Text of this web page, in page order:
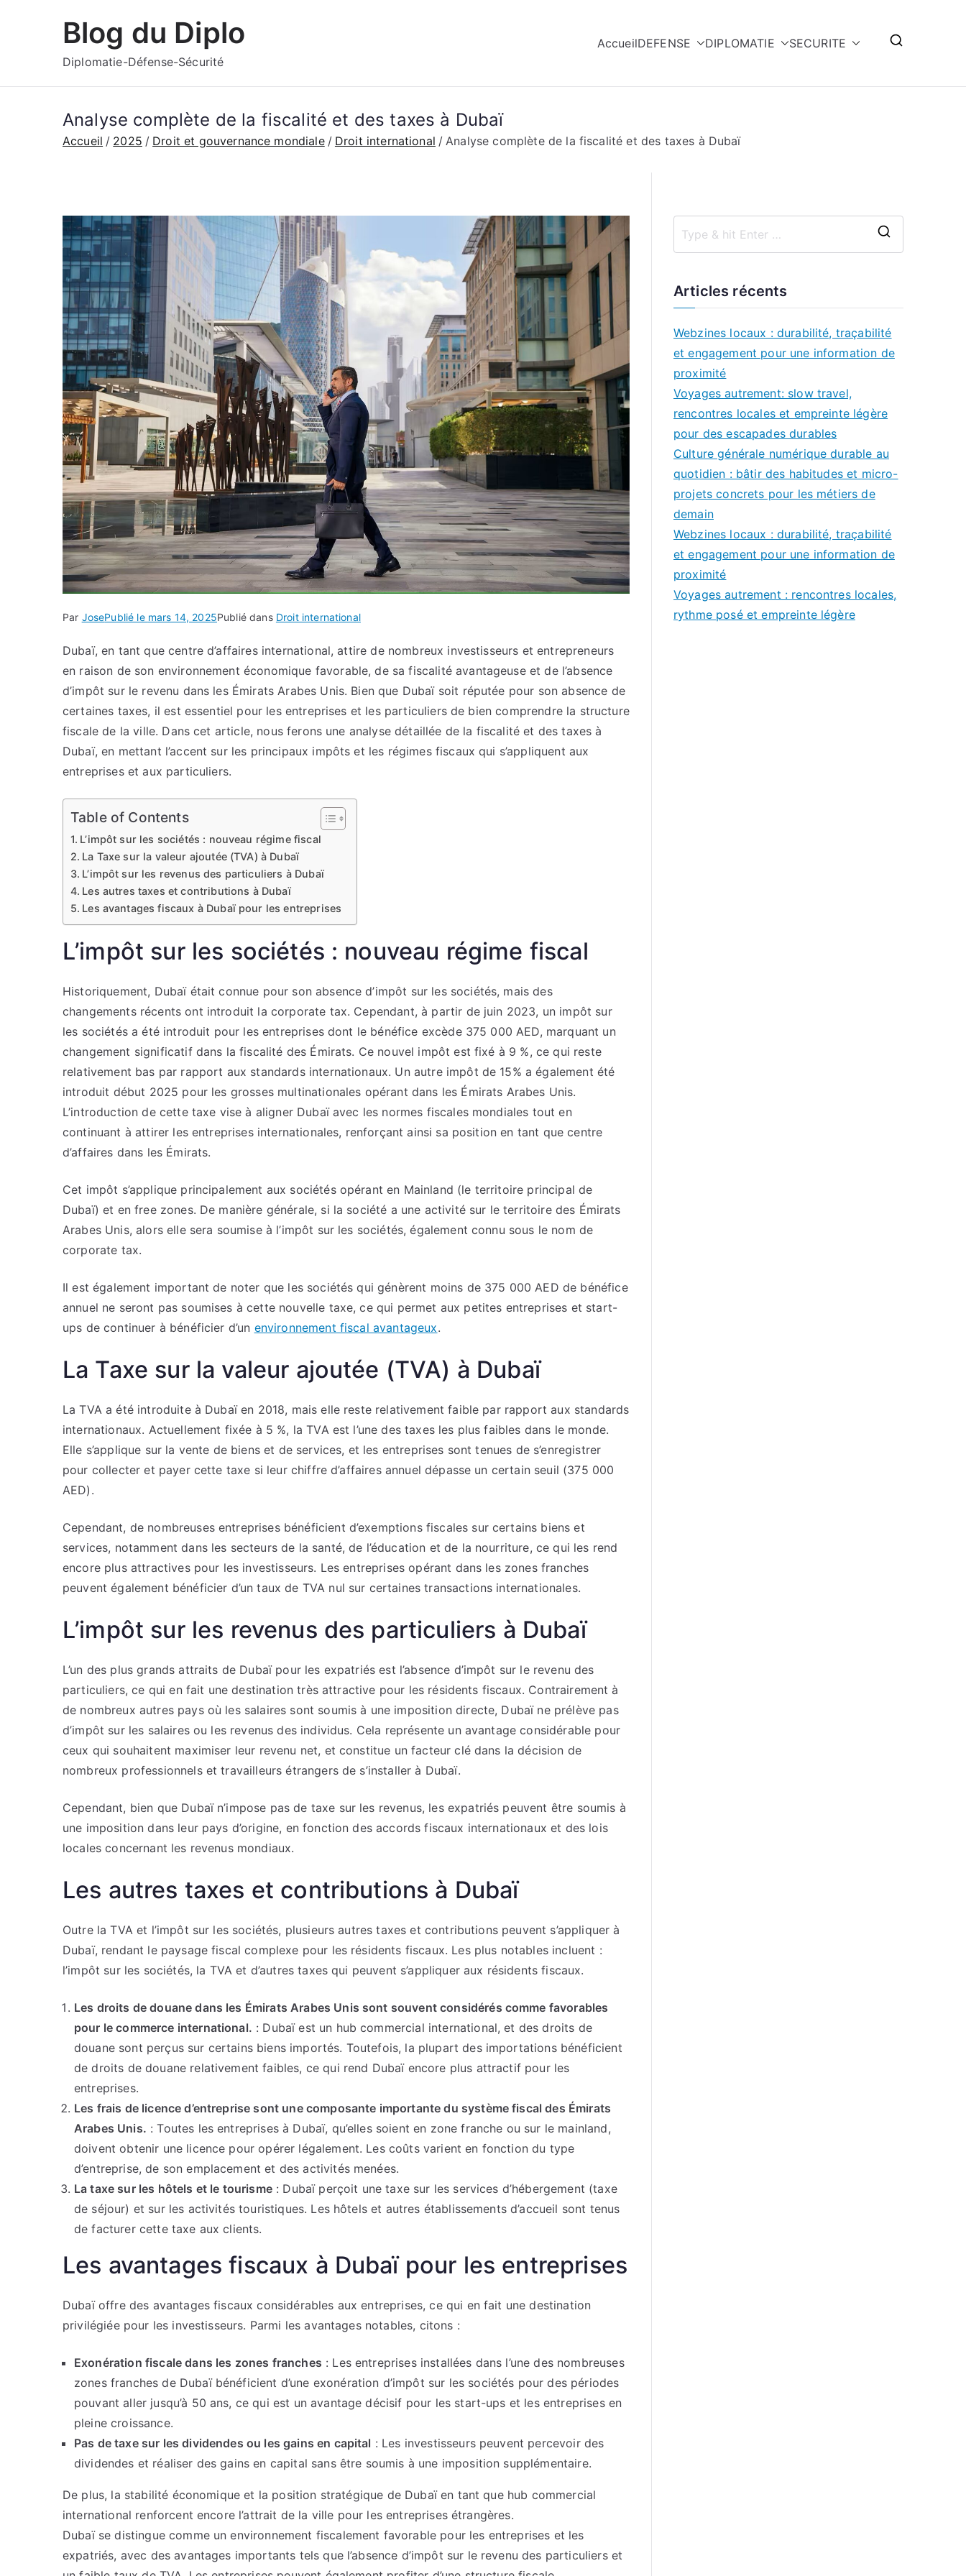
Blog du Diplo
Diplomatie-Défense-Sécurité
AccueilDEFENSE DIPLOMATIE SECURITE
Analyse complète de la fiscalité et des taxes à Dubaï
Accueil 2025 Droit et gouvernance mondiale Droit international Analyse complète de la fiscalité et des taxes à Dubaï
Par JosePublié le mars 14, 2025Publié dans Droit international
Dubaï, en tant que centre d’affaires international, attire de nombreux investisseurs et entrepreneurs
en raison de son environnement économique favorable, de sa fiscalité avantageuse et de l’absence
d’impôt sur le revenu dans les Émirats Arabes Unis. Bien que Dubaï soit réputée pour son absence de
certaines taxes, il est essentiel pour les entreprises et les particuliers de bien comprendre la structure
fiscale de la ville. Dans cet article, nous ferons une analyse détaillée de la fiscalité et des taxes à
Dubaï, en mettant l’accent sur les principaux impôts et les régimes fiscaux qui s’appliquent aux
entreprises et aux particuliers.
Table of Contents
L’impôt sur les sociétés : nouveau régime fiscal
La Taxe sur la valeur ajoutée (TVA) à Dubaï
L’impôt sur les revenus des particuliers à Dubaï
Les autres taxes et contributions à Dubaï
Les avantages fiscaux à Dubaï pour les entreprises
L’impôt sur les sociétés : nouveau régime fiscal
Historiquement, Dubaï était connue pour son absence d’impôt sur les sociétés, mais des
changements récents ont introduit la corporate tax. Cependant, à partir de juin 2023, un impôt sur
les sociétés a été introduit pour les entreprises dont le bénéfice excède 375 000 AED, marquant un
changement significatif dans la fiscalité des Émirats. Ce nouvel impôt est fixé à 9 %, ce qui reste
relativement bas par rapport aux standards internationaux. Un autre impôt de 15% a également été
introduit début 2025 pour les grosses multinationales opérant dans les Émirats Arabes Unis.
L’introduction de cette taxe vise à aligner Dubaï avec les normes fiscales mondiales tout en
continuant à attirer les entreprises internationales, renforçant ainsi sa position en tant que centre
d’affaires dans les Émirats.
Cet impôt s’applique principalement aux sociétés opérant en Mainland (le territoire principal de
Dubaï) et en free zones. De manière générale, si la société a une activité sur le territoire des Émirats
Arabes Unis, alors elle sera soumise à l’impôt sur les sociétés, également connu sous le nom de
corporate tax.
Il est également important de noter que les sociétés qui génèrent moins de 375 000 AED de bénéfice
annuel ne seront pas soumises à cette nouvelle taxe, ce qui permet aux petites entreprises et start-
ups de continuer à bénéficier d’un environnement fiscal avantageux.
La Taxe sur la valeur ajoutée (TVA) à Dubaï
La TVA a été introduite à Dubaï en 2018, mais elle reste relativement faible par rapport aux standards
internationaux. Actuellement fixée à 5 %, la TVA est l’une des taxes les plus faibles dans le monde.
Elle s’applique sur la vente de biens et de services, et les entreprises sont tenues de s’enregistrer
pour collecter et payer cette taxe si leur chiffre d’affaires annuel dépasse un certain seuil (375 000
AED).
Cependant, de nombreuses entreprises bénéficient d’exemptions fiscales sur certains biens et
services, notamment dans les secteurs de la santé, de l’éducation et de la nourriture, ce qui les rend
encore plus attractives pour les investisseurs. Les entreprises opérant dans les zones franches
peuvent également bénéficier d’un taux de TVA nul sur certaines transactions internationales.
L’impôt sur les revenus des particuliers à Dubaï
L’un des plus grands attraits de Dubaï pour les expatriés est l’absence d’impôt sur le revenu des
particuliers, ce qui en fait une destination très attractive pour les résidents fiscaux. Contrairement à
de nombreux autres pays où les salaires sont soumis à une imposition directe, Dubaï ne prélève pas
d’impôt sur les salaires ou les revenus des individus. Cela représente un avantage considérable pour
ceux qui souhaitent maximiser leur revenu net, et constitue un facteur clé dans la décision de
nombreux professionnels et travailleurs étrangers de s’installer à Dubaï.
Cependant, bien que Dubaï n’impose pas de taxe sur les revenus, les expatriés peuvent être soumis à
une imposition dans leur pays d’origine, en fonction des accords fiscaux internationaux et des lois
locales concernant les revenus mondiaux.
Les autres taxes et contributions à Dubaï
Outre la TVA et l’impôt sur les sociétés, plusieurs autres taxes et contributions peuvent s’appliquer à
Dubaï, rendant le paysage fiscal complexe pour les résidents fiscaux. Les plus notables incluent :
l’impôt sur les sociétés, la TVA et d’autres taxes qui peuvent s’appliquer aux résidents fiscaux.
Les droits de douane dans les Émirats Arabes Unis sont souvent considérés comme favorables
pour le commerce international. : Dubaï est un hub commercial international, et des droits de
douane sont perçus sur certains biens importés. Toutefois, la plupart des importations bénéficient
de droits de douane relativement faibles, ce qui rend Dubaï encore plus attractif pour les
entreprises.
Les frais de licence d’entreprise sont une composante importante du système fiscal des Émirats
Arabes Unis. : Toutes les entreprises à Dubaï, qu’elles soient en zone franche ou sur le mainland,
doivent obtenir une licence pour opérer légalement. Les coûts varient en fonction du type
d’entreprise, de son emplacement et des activités menées.
La taxe sur les hôtels et le tourisme: Dubaï perçoit une taxe sur les services d’hébergement (taxe
de séjour) et sur les activités touristiques. Les hôtels et autres établissements d’accueil sont tenus
de facturer cette taxe aux clients.
Les avantages fiscaux à Dubaï pour les entreprises
Dubaï offre des avantages fiscaux considérables aux entreprises, ce qui en fait une destination
privilégiée pour les investisseurs. Parmi les avantages notables, citons :
Exonération fiscale dans les zones franches : Les entreprises installées dans l’une des nombreuses
zones franches de Dubaï bénéficient d’une exonération d’impôt sur les sociétés pour des périodes
pouvant aller jusqu’à 50 ans, ce qui est un avantage décisif pour les start-ups et les entreprises en
pleine croissance.
Pas de taxe sur les dividendes ou les gains en capital : Les investisseurs peuvent percevoir des
dividendes et réaliser des gains en capital sans être soumis à une imposition supplémentaire.
De plus, la stabilité économique et la position stratégique de Dubaï en tant que hub commercial
international renforcent encore l’attrait de la ville pour les entreprises étrangères.
Dubaï se distingue comme un environnement fiscalement favorable pour les entreprises et les
expatriés, avec des avantages importants tels que l’absence d’impôt sur le revenu des particuliers et
Articles récents
Webzines locaux : durabilité, traçabilité
et engagement pour une information de
proximité
Voyages autrement: slow travel,
rencontres locales et empreinte légère
pour des escapades durables
Culture générale numérique durable au
quotidien : bâtir des habitudes et micro-
projets concrets pour les métiers de
demain
Webzines locaux : durabilité, traçabilité
et engagement pour une information de
proximité
Voyages autrement : rencontres locales,
rythme posé et empreinte légère